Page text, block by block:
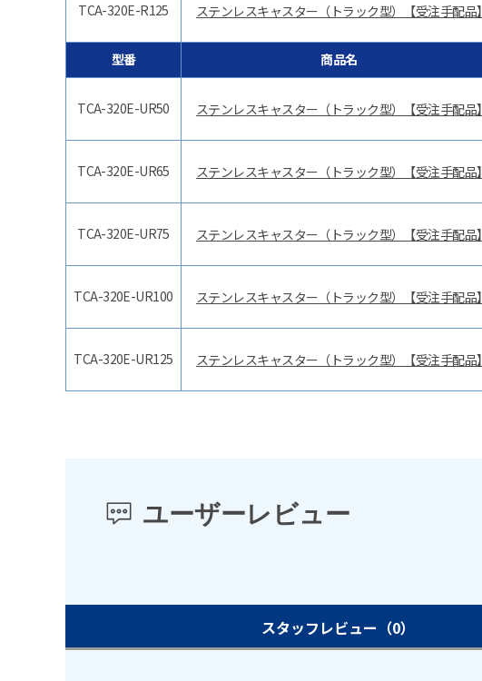
TCA-320E-R125 ステンレスキャスター（トラック型）【受注手配品】
型番 商品名
TCA-320E-UR50 ステンレスキャスター（トラック型）【受注手配品】
TCA-320E-UR65 ステンレスキャスター（トラック型）【受注手配品】
TCA-320E-UR75 ステンレスキャスター（トラック型）【受注手配品】
TCA-320E-UR100 ステンレスキャスター（トラック型）【受注手配品】
TCA-320E-UR125 ステンレスキャスター（トラック型）【受注手配品】
ユーザーレビュー
スタッフレビュー （0）